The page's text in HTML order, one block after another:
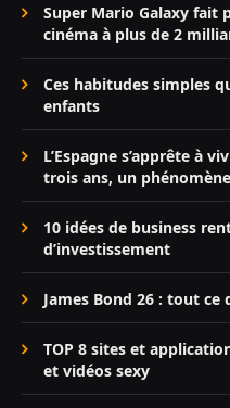
Super Mario Galaxy fait
cinéma à plus de 2
Ces habitudes simples
enfants
L’Espagne s’apprête à
trois ans, un
10 idées de business
d’investissement
James Bond 26 : tout ce
TOP 8 sites et
et vidéos sexy